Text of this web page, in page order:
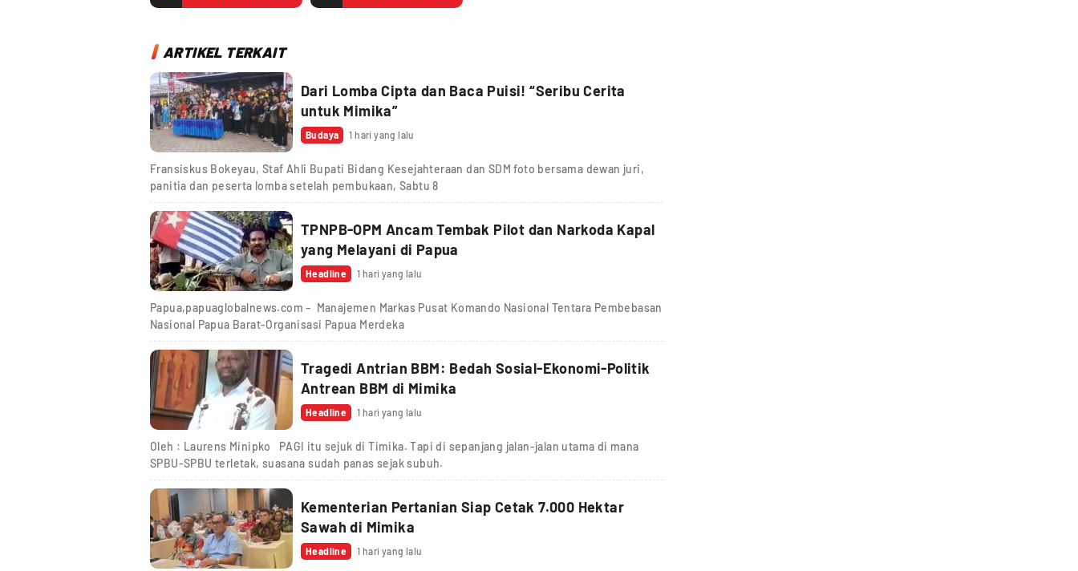
ARTIKEL TERKAIT
Dari Lomba Cipta dan Baca Puisi! “Seribu Cerita
untuk Mimika”
Budaya 1 hari yang lalu
Fransiskus Bokeyau, Staf Ahli Bupati Bidang Kesejahteraan dan SDM foto bersama dewan juri,
panitia dan peserta lomba setelah pembukaan, Sabtu 8
TPNPB-OPM Ancam Tembak Pilot dan Narkoda Kapal
yang Melayani di Papua
Headline 1 hari yang lalu
Papua,papuaglobalnews.com – Manajemen Markas Pusat Komando Nasional Tentara Pembebasan
Nasional Papua Barat-Organisasi Papua Merdeka
Tragedi Antrian BBM: Bedah Sosial-Ekonomi-Politik
Antrean BBM di Mimika
Headline 1 hari yang lalu
Oleh : Laurens Minipko PAGI itu sejuk di Timika. Tapi di sepanjang jalan-jalan utama di mana
SPBU-SPBU terletak, suasana sudah panas sejak subuh.
Kementerian Pertanian Siap Cetak 7.000 Hektar
Sawah di Mimika
Headline 1 hari yang lalu